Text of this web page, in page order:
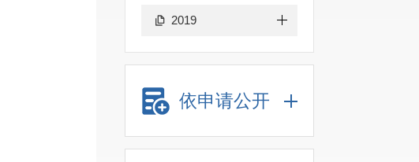
2019
依申请公开